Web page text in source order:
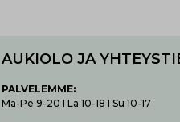
AUKIOLO JA
PALVELEMME:
Ma-Pe 9-20 I La 10-18 I Su 10-17